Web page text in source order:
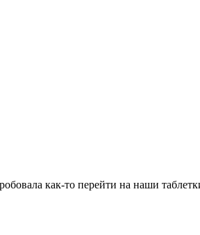
как-то пе­рейти на наши